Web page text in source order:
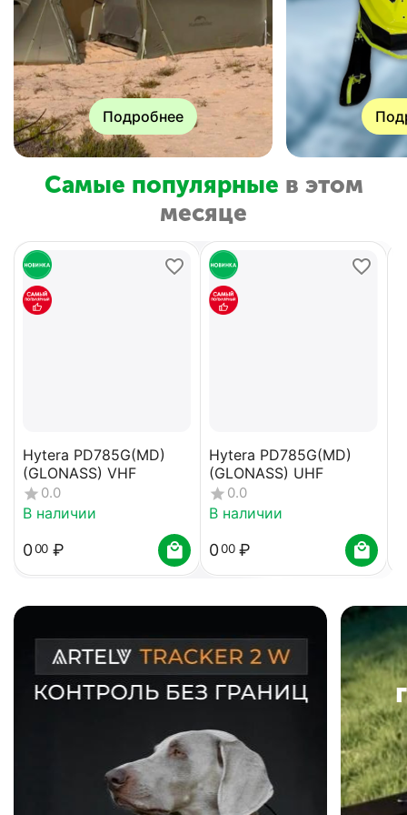
Подробнее
Самые популярные в этом
месяце
Hytera PD785G(MD)
(GLONASS) VHF
0.0
В наличии
000 ₽
Hytera PD785G(MD)
(GLONASS) UHF
0.0
В наличии
000 ₽
Показать ещё